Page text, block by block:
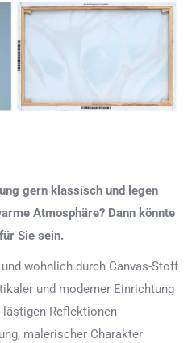
gern klassisch und legen
Atmosphäre? Dann könnte
Sie sein.
wohnlich durch Canvas-Stoff
und moderner Einrichtung
lästigen Reflektionen
malerischer Charakter